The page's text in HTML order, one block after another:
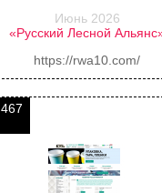
Июнь 2026
«Русский Лесной
https://rwa10.com/
467